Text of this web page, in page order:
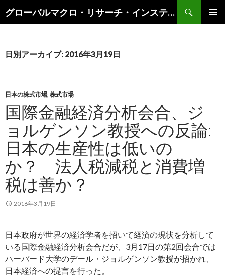
グローバルマクロ・リサーチ・インスティテュート
索
ン
キ
ッ
プ
日別アーカイブ: 2016年3月19日
日本の株式市場, 株式市場
国際金融経済分析会合、ジ
ョルゲンソン教授への反論:
日本の生産性は低いの
か？ 法人税減税と消費増
税は善か？
2016年3月19日
日本政府が世界の経済学者を招いて経済の現状を分析して
いる国際金融経済分析会合だが、3月17日の第2回会合では
ハーバード大学のデール・ジョルゲンソン教授が招かれ、
日本経済への提言を行った。